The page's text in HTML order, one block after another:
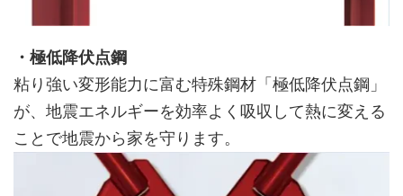
・極低降伏点鋼
粘り強い変形能力に富む特殊鋼材「極低降伏点鋼」
が、地震エネルギーを効率よく吸収して熱に変える
ことで地震から家を守ります。